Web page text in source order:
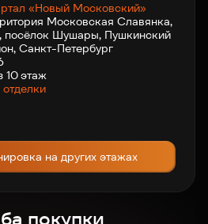
«Новый Московский»
Московская Славянка,
посёлок Шушары, Пушкинский
Санкт-Петербург
10 этаж
отделки
на других этажах
покупки